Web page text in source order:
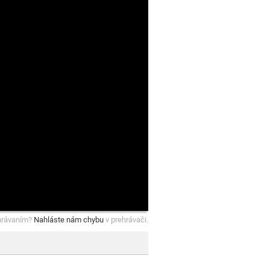
Nahláste nám chybu v prehrávači.